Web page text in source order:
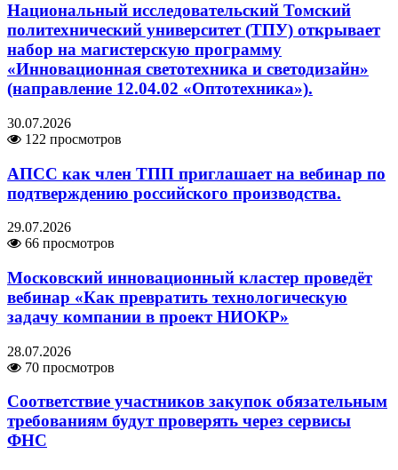
Национальный исследовательский Томский
политехнический университет (ТПУ) открывает
набор на магистерскую программу
«Инновационная светотехника и светодизайн»
(направление 12.04.02 «Оптотехника»).
30.07.2026
122 просмотров
АПСС как член ТПП приглашает на вебинар по
подтверждению российского производства.
29.07.2026
66 просмотров
Московский инновационный кластер проведёт
вебинар «Как превратить технологическую
задачу компании в проект НИОКР»
28.07.2026
70 просмотров
Соответствие участников закупок обязательным
требованиям будут проверять через сервисы
ФНС